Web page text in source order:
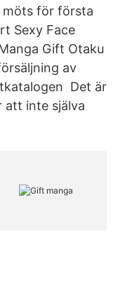
möts för första
Sexy Face
Gift Otaku
av
Det är
att inte själva